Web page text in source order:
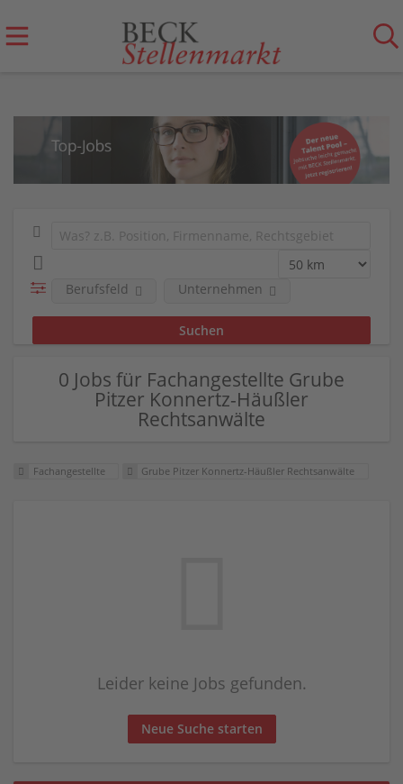
Berufsfeld Unternehmen
0 Jobs für Fachangestellte Grube
Pitzer Konnertz-Häußler
Rechtsanwälte
Fachangestellte Grube Pitzer Konnertz-Häußler Rechtsanwälte
Leider keine Jobs gefunden.
Neue Suche starten